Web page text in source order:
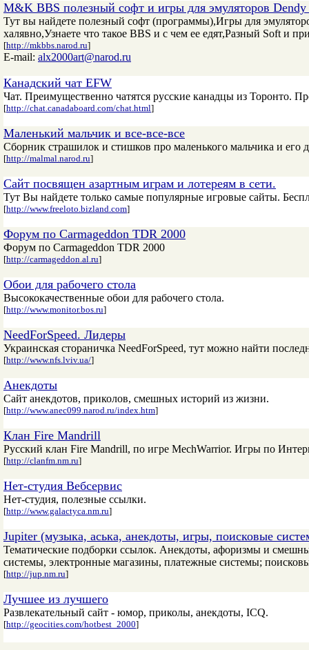
M&K BBS полезный софт и игры для эмуляторов Dendy
Тут вы найдете полезный софт (программы),Игры для
халявно,Узнаете что такое BBS и с чем ее едят,Разный Soft и
[http://mkbbs.narod.ru]
E-mail: alx2000art@narod.ru
Канадский чат EFW
Чат. Преимущественно чатятся русские канадцы из Торонто.
[http://chat.canadaboard.com/chat.html]
Маленький мальчик и все-все-все
Сборник страшилок и стишков про маленького мальчика и его
[http://malmal.narod.ru]
Сайт посвящен азартным играм и лотереям в сети.
Тут Вы найдете только самые популярные игровые сайты.
[http://www.freeloto.bizland.com]
Форум по Carmageddon TDR 2000
Форум по Carmageddon TDR 2000
[http://carmageddon.al.ru]
Обои для рабочего стола
Высококачественные обои для рабочего стола.
[http://www.monitor.bos.ru]
NeedForSpeed. Лидеры
Украинская стораничка NeedForSpeed, тут можно найти
[http://www.nfs.lviv.ua/]
Анекдоты
Сайт анекдотов, приколов, смешных историй из жизни.
[http://www.anec099.narod.ru/index.htm]
Клан Fire Mandrill
Русский клан Fire Mandrill, по игре MechWarrior. Игры по
[http://clanfm.nm.ru]
Нет-студия Вебсервис
Нет-студия, полезные ссылки.
[http://www.galactyca.nm.ru]
Jupiter (музыка, аська, анекдоты, игры, поисковые
Тематические подборки ссылок. Анекдоты, афоризмы и
системы, электронные магазины, платежные системы;
[http://jup.nm.ru]
Лучшее из лучшего
Развлекательный сайт - юмор, приколы, анекдоты, ICQ.
[http://geocities.com/hotbest_2000]